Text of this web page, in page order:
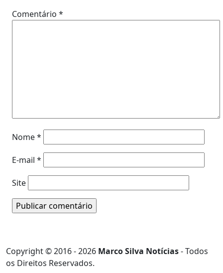
Comentário *
Nome*
E-mail *
Site
Copyright © 2016 - 2026 Marco Silva Notícias- Todos
os Direitos Reservados.